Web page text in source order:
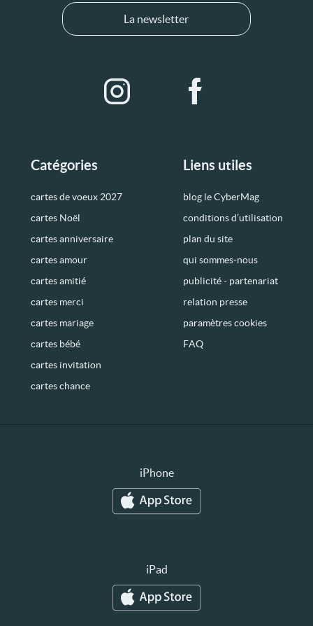
Catégories
cartes de voeux 2027
cartes Noël
cartes anniversaire
cartes amour
cartes amitié
cartes merci
cartes mariage
cartes bébé
cartes invitation
cartes chance
Liens utiles
blog le CyberMag
conditions d’utilisation
plan du site
qui sommes-nous
publicité - partenariat
relation presse
paramètres cookies
FAQ
La newsletter
iPhone
iPad